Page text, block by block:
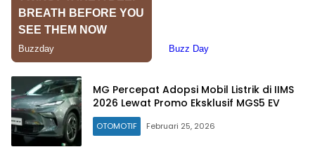
MG Percepat Adopsi Mobil Listrik di IIMS
2026 Lewat Promo Eksklusif MGS5 EV
OTOMOTIF Februari 25, 2026